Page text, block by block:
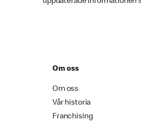
Om oss
Om oss
Vår historia
Franchising